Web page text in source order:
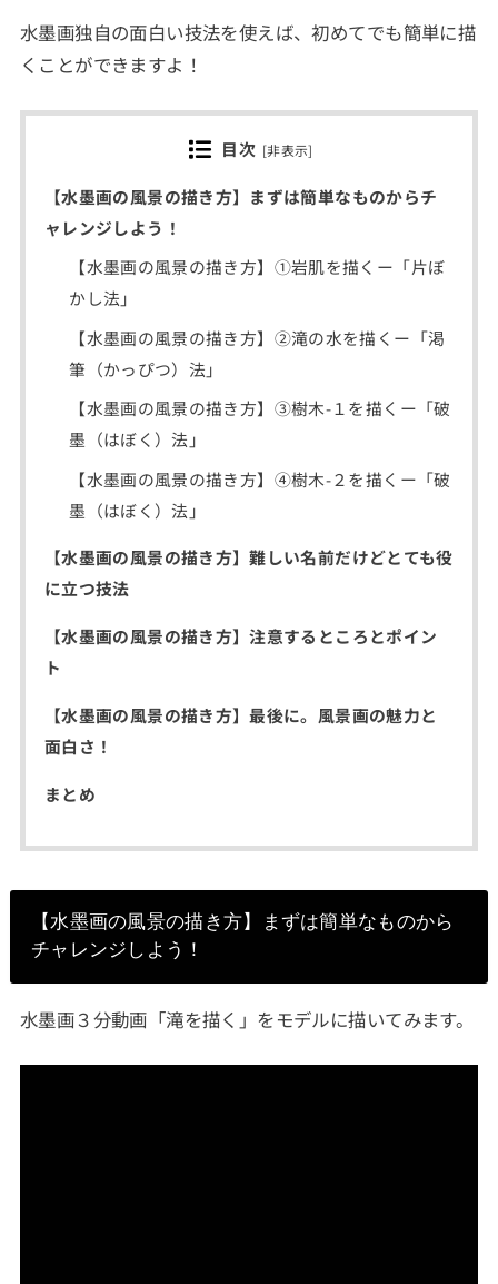
水墨画独自の面白い技法を使えば、初めてでも簡単に描
くことができますよ！
目次 [非表示]
【水墨画の風景の描き方】まずは簡単なものからチ
ャレンジしよう！
【水墨画の風景の描き方】①岩肌を描くー「片ぼ
かし法」
【水墨画の風景の描き方】②滝の水を描くー「渇
筆（かっぴつ）法」
【水墨画の風景の描き方】③樹木-１を描くー「破
墨（はぼく）法」
【水墨画の風景の描き方】④樹木-２を描くー「破
墨（はぼく）法」
【水墨画の風景の描き方】難しい名前だけどとても役
に立つ技法
【水墨画の風景の描き方】注意するところとポイン
ト
【水墨画の風景の描き方】最後に。風景画の魅力と
面白さ！
まとめ
【水墨画の風景の描き方】まずは簡単なものから
チャレンジしよう！
水墨画３分動画「滝を描く」をモデルに描いてみます。